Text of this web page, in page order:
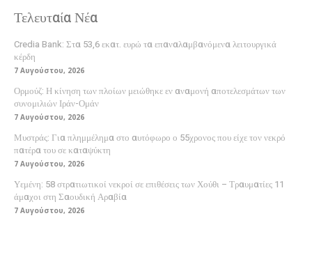
Τελευταία Νέα
Credia Bank: Στα 53,6 εκατ. ευρώ τα επαναλαμβανόμενα λειτουργικά
κέρδη
7 Αυγούστου, 2026
Ορμούζ: Η κίνηση των πλοίων μειώθηκε εν αναμονή αποτελεσμάτων των
συνομιλιών Ιράν-Ομάν
7 Αυγούστου, 2026
Μυστράς: Για πλημμέλημα στο αυτόφωρο ο 55χρονος που είχε τον νεκρό
πατέρα του σε καταψύκτη
7 Αυγούστου, 2026
Υεμένη: 58 στρατιωτικοί νεκροί σε επιθέσεις των Χούθι – Τραυματίες 11
άμαχοι στη Σαουδική Αραβία
7 Αυγούστου, 2026